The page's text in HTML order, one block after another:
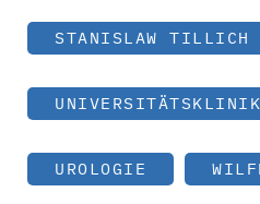
STANISLAW TILLICH
UROLOGIE